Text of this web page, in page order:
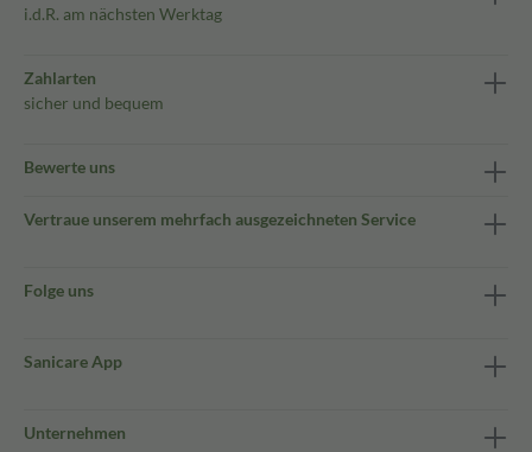
i.d.R. am nächsten Werktag
Zahlarten
sicher und bequem
Bewerte uns
Vertraue unserem mehrfach ausgezeichneten Service
Folge uns
Sanicare App
Unternehmen